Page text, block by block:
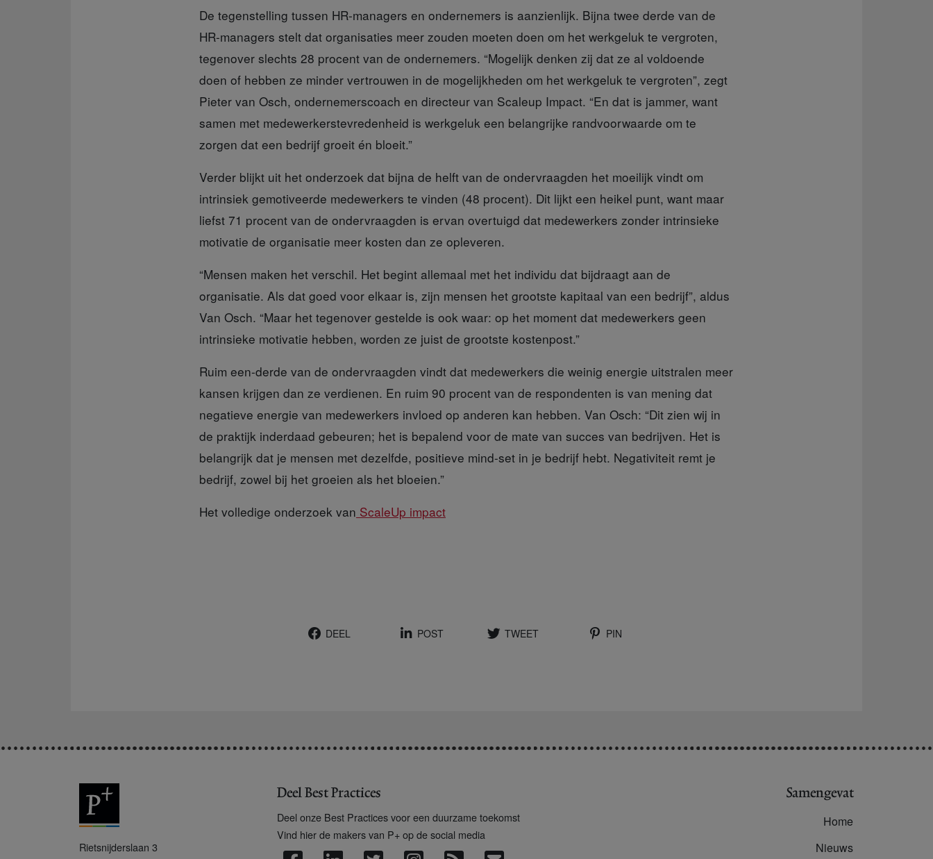
De tegenstelling tussen HR-managers en ondernemers is aanzienlijk. Bijna twee derde van de
HR-managers stelt dat organisaties meer zouden moeten doen om het werkgeluk te vergroten,
tegenover slechts 28 procent van de ondernemers. “Mogelijk denken zij dat ze al voldoende
doen of hebben ze minder vertrouwen in de mogelijkheden om het werkgeluk te vergroten”, zegt
Pieter van Osch, ondernemerscoach en directeur van Scaleup Impact. “En dat is jammer, want
samen met medewerkerstevredenheid is werkgeluk een belangrijke randvoorwaarde om te
zorgen dat een bedrijf groeit én bloeit.”
Verder blijkt uit het onderzoek dat bijna de helft van de ondervraagden het moeilijk vindt om
intrinsiek gemotiveerde medewerkers te vinden (48 procent). Dit lijkt een heikel punt, want maar
liefst 71 procent van de ondervraagden is ervan overtuigd dat medewerkers zonder intrinsieke
motivatie de organisatie meer kosten dan ze opleveren.
“Mensen maken het verschil. Het begint allemaal met het individu dat bijdraagt aan de
organisatie. Als dat goed voor elkaar is, zijn mensen het grootste kapitaal van een bedrijf”, aldus
Van Osch. “Maar het tegenover gestelde is ook waar: op het moment dat medewerkers geen
intrinsieke motivatie hebben, worden ze juist de grootste kostenpost.”
Ruim een-derde van de ondervraagden vindt dat medewerkers die weinig energie uitstralen meer
kansen krijgen dan ze verdienen. En ruim 90 procent van de respondenten is van mening dat
negatieve energie van medewerkers invloed op anderen kan hebben. Van Osch: “Dit zien wij in
de praktijk inderdaad gebeuren; het is bepalend voor de mate van succes van bedrijven. Het is
belangrijk dat je mensen met dezelfde, positieve mind-set in je bedrijf hebt. Negativiteit remt je
bedrijf, zowel bij het groeien als het bloeien.”
Het volledige onderzoek van ScaleUp impact
DEEL POST TWEET PIN
+
Rietsnijderslaan 3
Deel Best Practices
Deel onze Best Practices voor een duurzame toekomst
Vind hier de makers van P+ op de social media
Samengevat
Home
Nieuws